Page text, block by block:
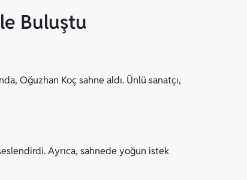
Buluştu
Oğuzhan Koç sahne aldı. Ünlü sanatçı,
Ayrıca, sahnede yoğun istek